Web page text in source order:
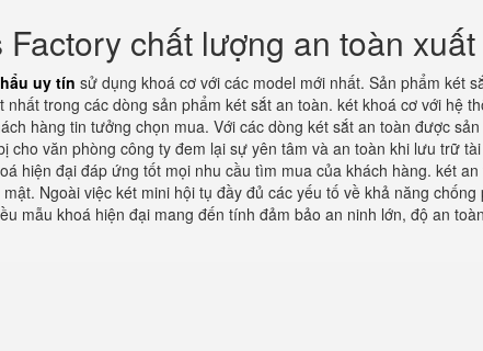
chất lượng an toàn
uy tín sử dụng khoá cơ với các model mới nhất. Sản phẩm két
trong các dòng sản phẩm két sắt an toàn. két khoá cơ với hệ
hàng tin tưởng chọn mua. Với các dòng két sắt an toàn được
văn phòng công ty đem lại sự yên tâm và an toàn khi lưu trữ
hiện đại đáp ứng tốt mọi nhu cầu tìm mua của khách hàng. két
Ngoài việc két mini hội tụ đầy đủ các yếu tố về khả năng
mẫu khoá hiện đại mang đến tính đảm bảo an ninh lớn, độ an